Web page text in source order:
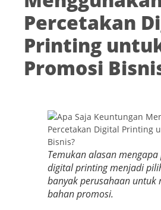
Percetakan
Printing
Promosi
Temukan alasan
digital printing menjadi
banyak perusahaan untuk
bahan promosi.